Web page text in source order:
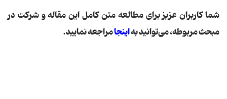
شما كاربران عزیز برای مطالعه متن كامل این مقاله و شركت در
مبحث مربوطه، می‌توانید بهاینجامراجعه نمایید.